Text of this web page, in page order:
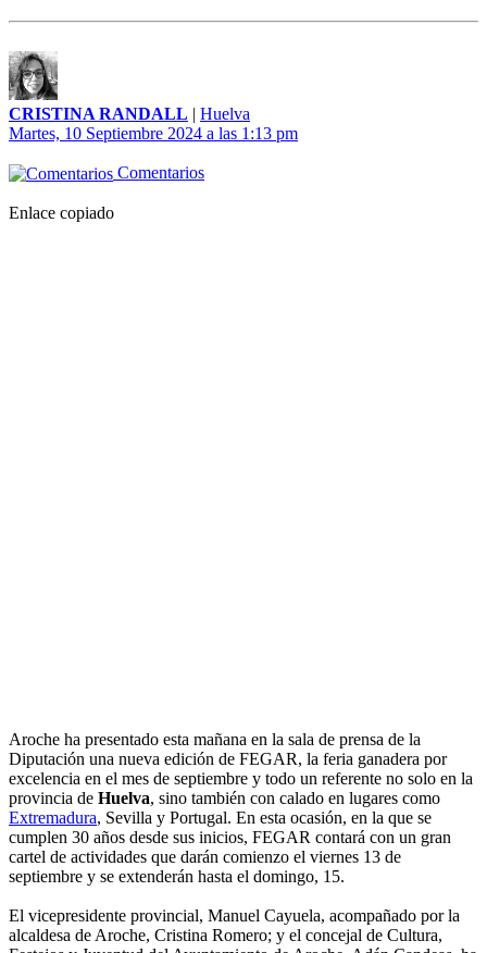
CRISTINA RANDALL | Huelva
Martes, 10 Septiembre 2024 a las 1:13 pm
Comentarios
Enlace copiado
Aroche ha presentado esta mañana en la sala de prensa de la
Diputación una nueva edición de FEGAR, la feria ganadera por
excelencia en el mes de septiembre y todo un referente no solo en la
provincia de Huelva, sino también con calado en lugares como
Extremadura, Sevilla y Portugal. En esta ocasión, en la que se
cumplen 30 años desde sus inicios, FEGAR contará con un gran
cartel de actividades que darán comienzo el viernes 13 de
septiembre y se extenderán hasta el domingo, 15.
El vicepresidente provincial, Manuel Cayuela, acompañado por la
alcaldesa de Aroche, Cristina Romero; y el concejal de Cultura,